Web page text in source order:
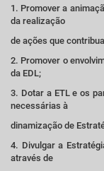
1. Promover a
da realização
de ações que
2. Promover o
da EDL;
3. Dotar a ETL e os
necessárias à
dinamização de
4. Divulgar a
através de